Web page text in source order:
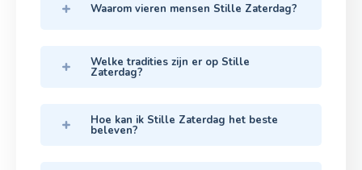
Waarom vieren mensen Stille Zaterdag?
Welke tradities zijn er op Stille
Zaterdag?
Hoe kan ik Stille Zaterdag het beste
beleven?